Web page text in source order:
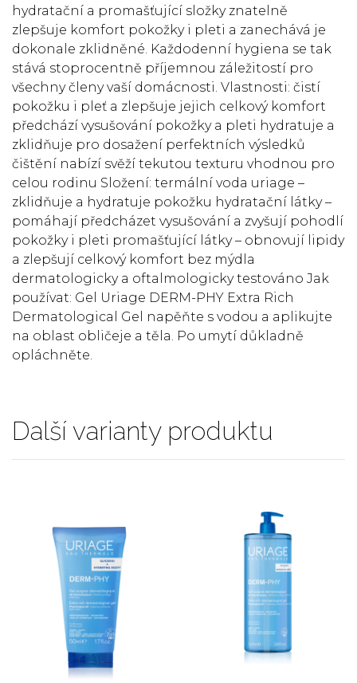
hydratační a promašťující složky znatelně
zlepšuje komfort pokožky i pleti a zanechává je
dokonale zklidněné. Každodenní hygiena se tak
stává stoprocentně příjemnou záležitostí pro
všechny členy vaší domácnosti. Vlastnosti: čistí
pokožku i pleť a zlepšuje jejich celkový komfort
předchází vysušování pokožky a pleti hydratuje a
zklidňuje pro dosažení perfektních výsledků
čištění nabízí svěží tekutou texturu vhodnou pro
celou rodinu Složení: termální voda uriage –
zklidňuje a hydratuje pokožku hydratační látky –
pomáhají předcházet vysušování a zvyšují pohodlí
pokožky i pleti promašťující látky – obnovují lipidy
a zlepšují celkový komfort bez mýdla
dermatologicky a oftalmologicky testováno Jak
používat: Gel Uriage DERM-PHY Extra Rich
Dermatological Gel napěňte s vodou a aplikujte
na oblast obličeje a těla. Po umytí důkladně
opláchněte.
Další varianty produktu